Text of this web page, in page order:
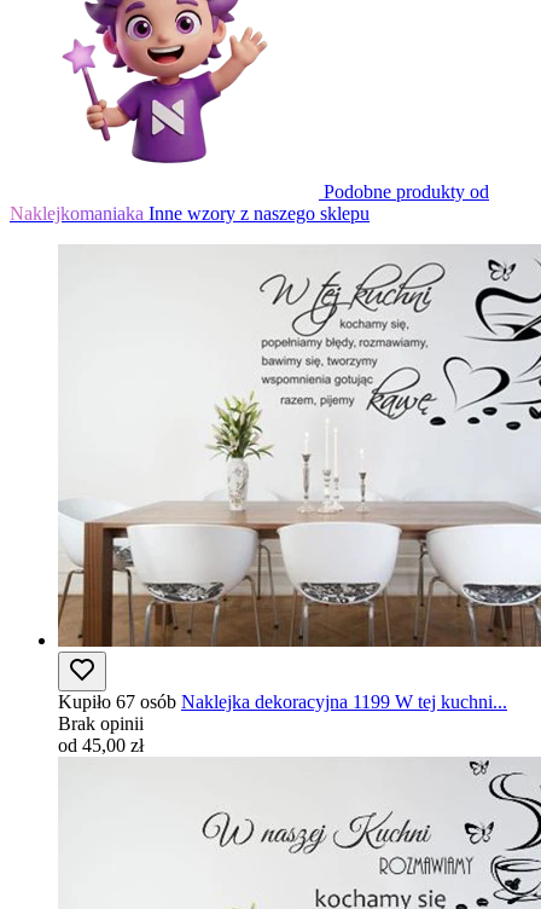
Podobne produkty od
Naklejkomaniaka Inne wzory z naszego sklepu
Kupiło 67 osób Naklejka dekoracyjna 1199 W tej kuchni...
Brak opinii
od 45,00 zł